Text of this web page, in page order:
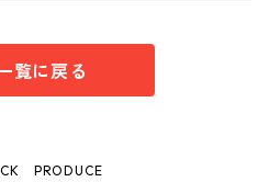
覧に戻る
PRODUCE